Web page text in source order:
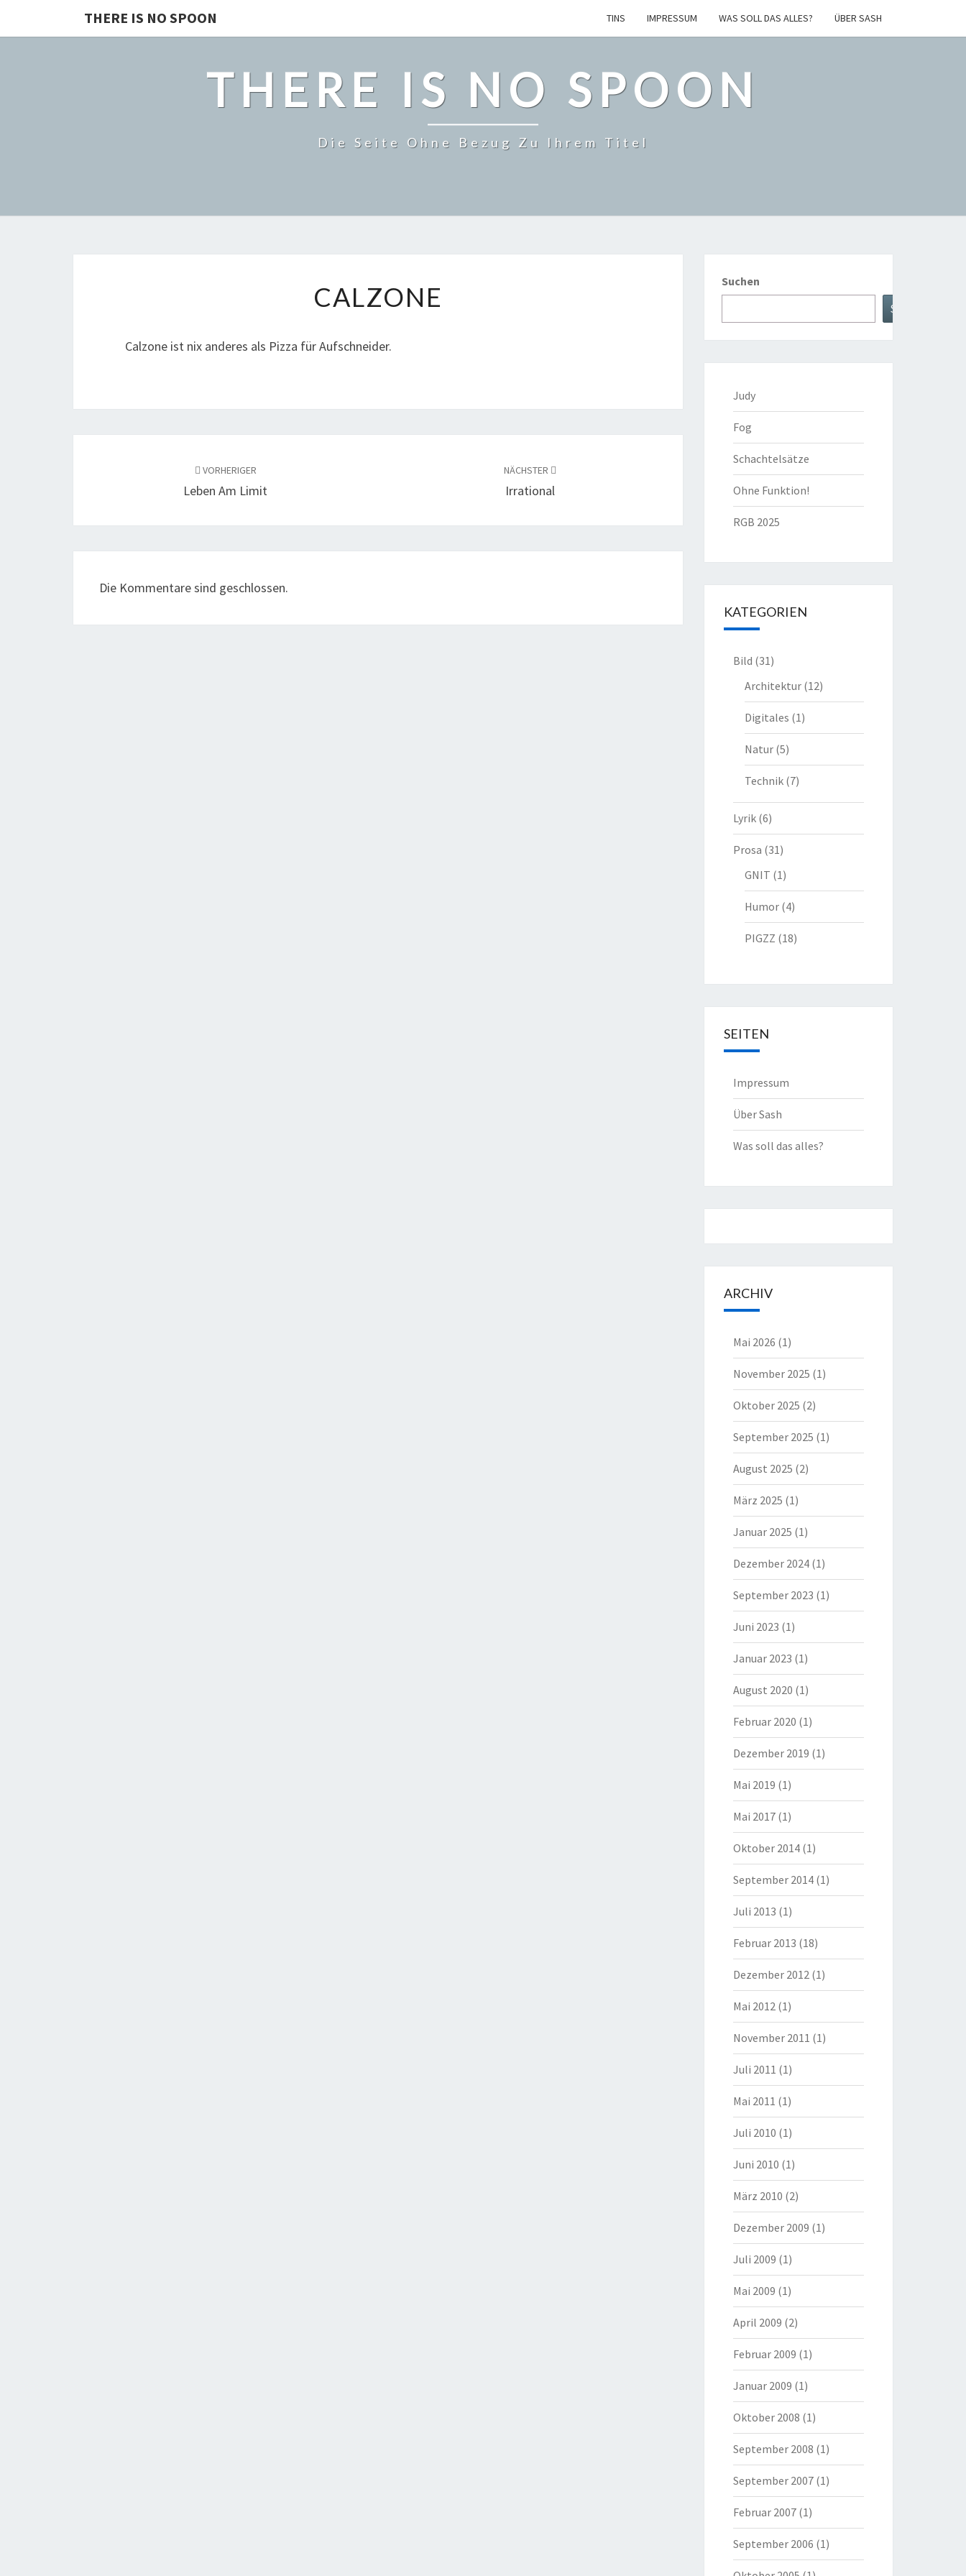
THERE IS NO SPOON TINS IMPRESSUM WAS SOLL DAS ALLES? ÜBER SASH
THERE IS NO SPOON
Die Seite Ohne Bezug Zu Ihrem Titel
CALZONE
Calzone ist nix anderes als Pizza für Aufschneider.
VORHERIGER
Leben Am Limit
NÄCHSTER
Irrational
Die Kommentare sind geschlossen.
Suchen
Suche
Judy
Fog
Schachtelsätze
Ohne Funktion!
RGB 2025
KATEGORIEN
Bild (31)
Architektur(12)
Digitales (1)
Natur(5)
Technik(7)
Lyrik(6)
Prosa (31)
GNIT (1)
Humor(4)
PIGZZ (18)
SEITEN
Impressum
Über Sash
Was soll das alles?
ARCHIV
Mai 2026 (1)
November 2025 (1)
Oktober 2025 (2)
September 2025 (1)
August 2025 (2)
März 2025 (1)
Januar 2025 (1)
Dezember 2024(1)
September 2023 (1)
Juni 2023 (1)
Januar 2023 (1)
August 2020 (1)
Februar 2020 (1)
Dezember 2019 (1)
Mai 2019 (1)
Mai 2017(1)
Oktober 2014(1)
September 2014(1)
Juli 2013 (1)
Februar 2013 (18)
Dezember 2012(1)
Mai 2012(1)
November 2011 (1)
Juli 2011 (1)
Mai 2011 (1)
Juli 2010 (1)
Juni 2010 (1)
März 2010 (2)
Dezember 2009 (1)
Juli 2009 (1)
Mai 2009 (1)
April 2009 (2)
Februar 2009 (1)
Januar 2009 (1)
Oktober 2008 (1)
September 2008 (1)
September 2007(1)
Februar 2007(1)
September 2006 (1)